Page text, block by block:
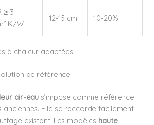
≥ 3
W
12-15 cm 10-20%
à chaleur adaptées
de référence
air-eau s’impose comme référence
anciennes. Elle se raccorde facilement
existant. Les modèles haute